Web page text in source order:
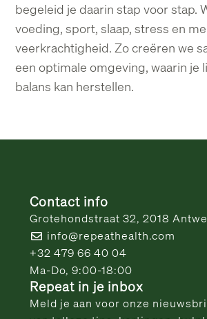
begeleid je daarin stap voor stap.
voeding, sport, slaap, stress en
veerkrachtigheid. Zo creëren we
een optimale omgeving, waarin je
balans kan herstellen.
Contact info
Grotehondstraat 32, 2018
info@repeathealth.com
+32 479 66 40 04
Ma-Do, 9:00-18:00
Repeat in je inbox
Meld je aan voor onze